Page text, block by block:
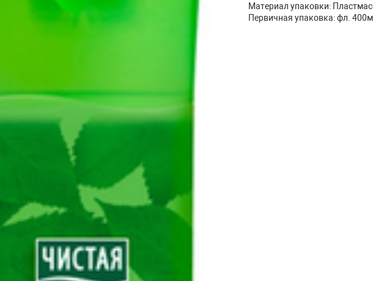
Материал упаковки:
Первичная упаковка: фл.